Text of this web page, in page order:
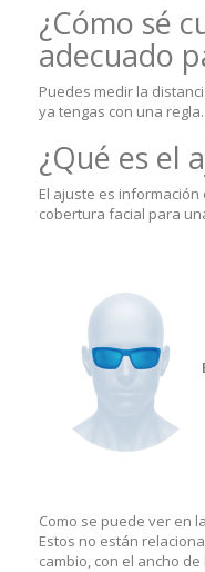
¿Cómo sé
adecuado
Puedes medir la
ya tengas con una regla.
¿Qué es el
El ajuste es
cobertura facial para
Como se puede ver en
Estos no están
cambio, con el ancho de